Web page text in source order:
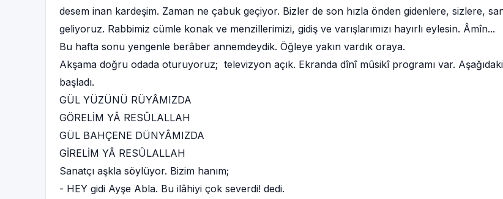
desem inan kardeşim. Zaman ne çabuk geçiyor. Bizler de son hızla önden gidenlere, sizlere,
geliyoruz. Rabbimiz cümle konak ve menzillerimizi, gidiş ve varışlarımızı hayırlı eylesin. Âmîn...
Bu hafta sonu yengenle berâber annemdeydik. Öğleye yakın vardık oraya.
Akşama doğru odada oturuyoruz; televizyon açık. Ekranda dînî mûsikî programı var.
başladı.
GÜL YÜZÜNÜ RÜYÂMIZDA
GÖRELİM YÂ RESÛLALLAH
GÜL BAHÇENE DÜNYÂMIZDA
GİRELİM YÂ RESÛLALLAH
Sanatçı aşkla söylüyor. Bizim hanım;
- HEY gidi Ayşe Abla. Bu ilâhiyi çok severdi! dedi.